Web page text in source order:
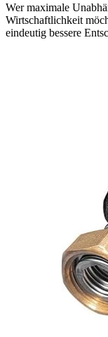
Wer maximale
Wirtschaftlichkeit
eindeutig bessere